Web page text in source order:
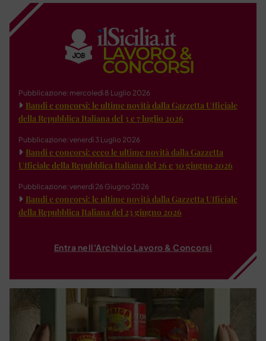
Pubblicazione: mercoledì 8 Luglio 2026
Bandi e concorsi: le ultime novità dalla Gazzetta Ufficiale
della Repubblica Italiana del 3 e 7 luglio 2026
Pubblicazione: venerdì 3 Luglio 2026
Bandi e concorsi: ecco le ultime novità dalla Gazzetta
Ufficiale della Repubblica Italiana del 26 e 30 giugno 2026
Pubblicazione: venerdì 26 Giugno 2026
Bandi e concorsi: le ultime novità dalla Gazzetta Ufficiale
della Repubblica Italiana del 23 giugno 2026
Entra nell'Archivio Lavoro & Concorsi